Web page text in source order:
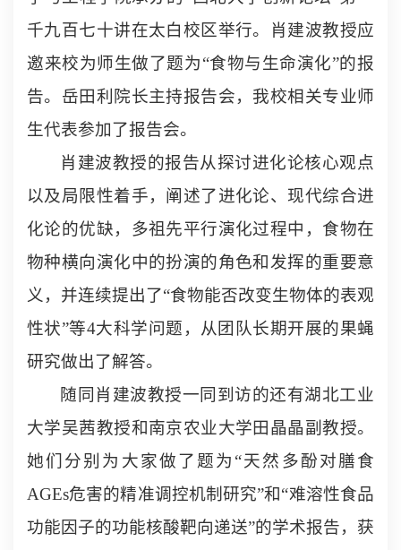
千九百七十讲在太白校区举行。肖建波教授应
邀来校为师生做了题为“食物与生命演化”的报
告。岳田利院长主持报告会，我校相关专业师
生代表参加了报告会。
肖建波教授的报告从探讨进化论核心观点
以及局限性着手，阐述了进化论、现代综合进
化论的优缺，多祖先平行演化过程中，食物在
物种横向演化中的扮演的角色和发挥的重要意
义，并连续提出了“食物能否改变生物体的表观
性状”等4大科学问题， 从团队长期开展的果蝇
研究做出了解答。
随同肖建波教授一同到访的还有湖北工业
大学吴茜教授和南京农业大学田晶晶副教授。
她们分别为大家做了题为“天然多酚对膳食
AGEs危害的精准调控机制研究”和“难溶性食品
功能因子的功能核酸靶向递送”的学术报告，获